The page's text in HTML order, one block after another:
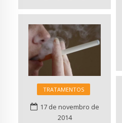
TRATAMENTOS
17 de novembro de
2014